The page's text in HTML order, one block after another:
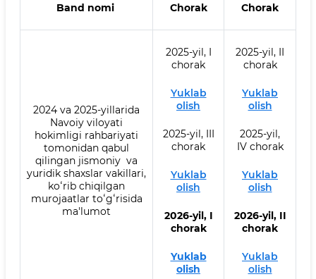
Band nomi Chorak Chorak
2024 va 2025-yillarida
Navoiy viloyati
hokimligi rahbariyati
tomonidan qabul
qilingan jismoniy va
yuridik shaxslar vakillari,
koʻrib chiqilgan
murojaatlar toʻgʻrisida
ma'lumot
2025-yil, I
chorak
Yuklab
olish
2025-yil, III
chorak
Yuklab
olish
2026-yil, I
chorak
Yuklab
olish
2025-yil, II
chorak
Yuklab
olish
2025-yil,
IV chorak
Yuklab
olish
2026-yil, II
chorak
Yuklab
olish